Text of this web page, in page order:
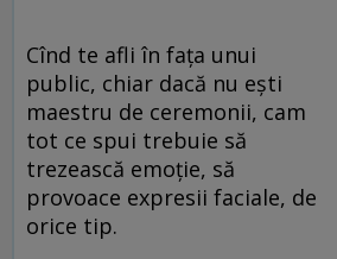
Cînd te afli în fața unui
public, chiar dacă nu ești
maestru de ceremonii, cam
tot ce spui trebuie să
trezească emoție, să
provoace expresii faciale, de
orice tip.